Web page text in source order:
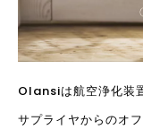
Olansiは航空浄化装
サプライヤからのオ